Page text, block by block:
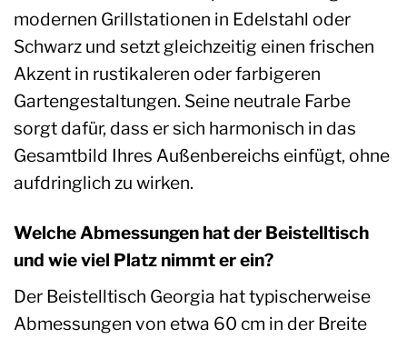
modernen Grillstationen in Edelstahl oder
Schwarz und setzt gleichzeitig einen frischen
Akzent in rustikaleren oder farbigeren
Gartengestaltungen. Seine neutrale Farbe
sorgt dafür, dass er sich harmonisch in das
Gesamtbild Ihres Außenbereichs einfügt, ohne
aufdringlich zu wirken.
Welche Abmessungen hat der Beistelltisch
und wie viel Platz nimmt er ein?
Der Beistelltisch Georgia hat typischerweise
Abmessungen von etwa 60 cm in der Breite